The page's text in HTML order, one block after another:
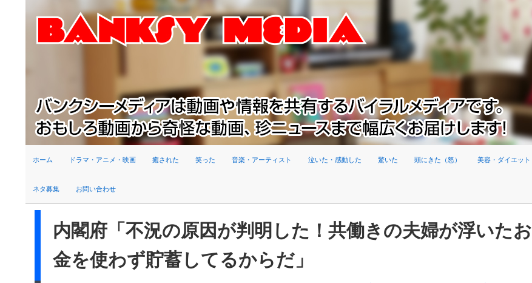
ホーム ドラマ・アニメ・映画 癒された 笑った 音楽・アーティスト 泣いた・感動した 驚いた 頭にきた（怒） 美容・ダイエット
ネタ募集 お問い合わせ
内閣府「不況の原因が判明した！共働きの夫婦が浮いたお
金を使わず貯蓄してるからだ」